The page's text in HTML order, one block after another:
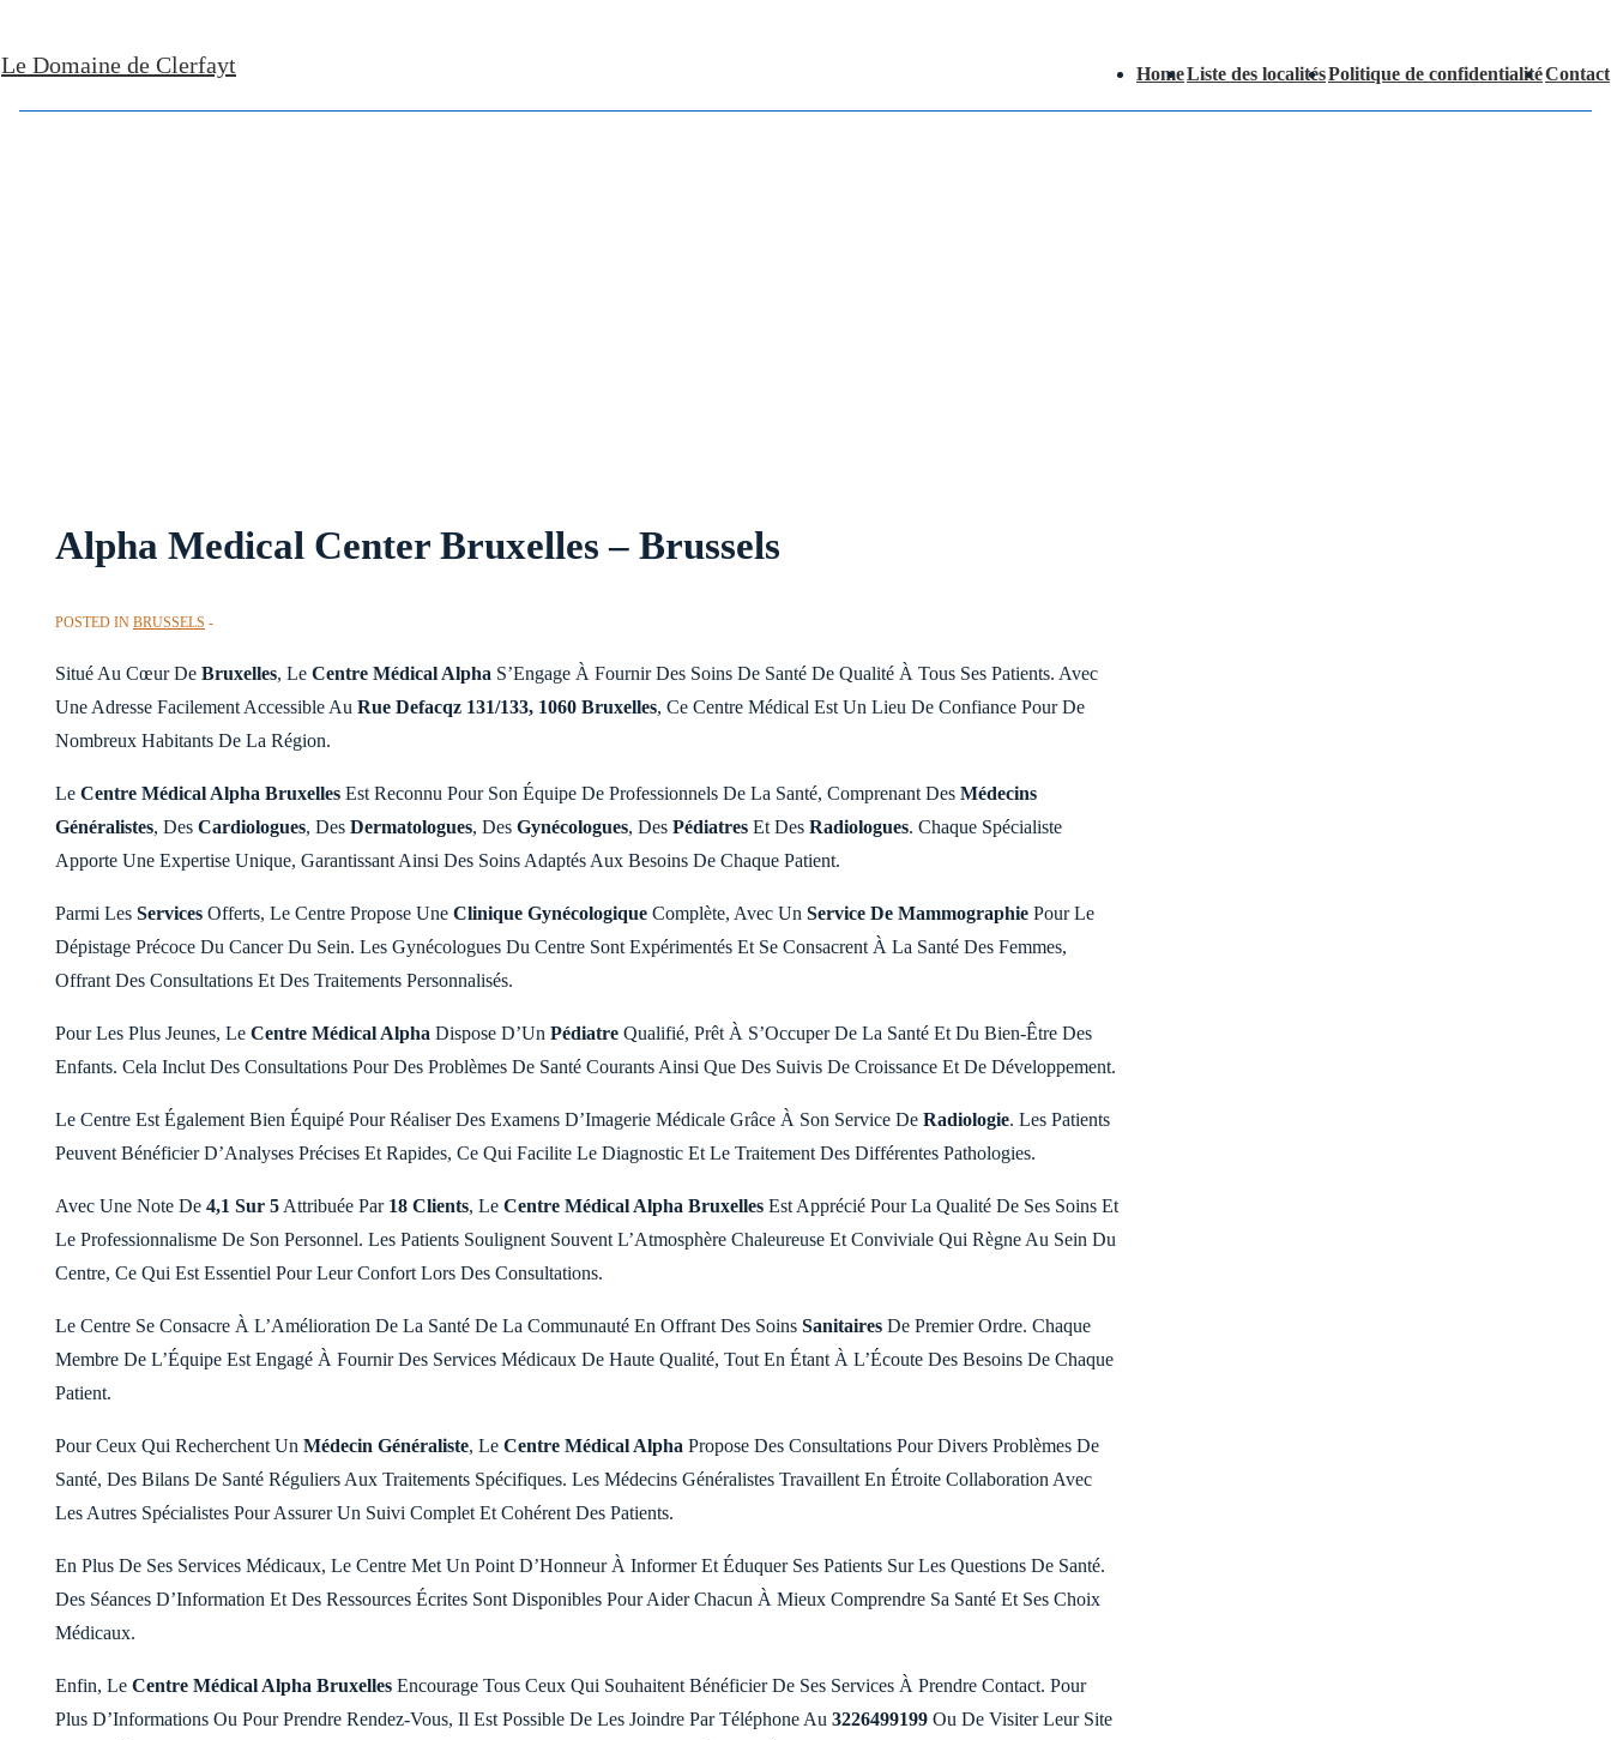
Skip
Le Domaine de Clerfayt
Navigation
HomeListe des localitésPolitique de confidentialitéContact
Alpha Medical Center Bruxelles – Brussels
POSTED IN BRUSSELS
Situé Au Cœur De Bruxelles, Le Centre Médical Alpha S’Engage À Fournir Des Soins De Santé De Qualité À Tous Ses Patients. Avec
Une Adresse Facilement Accessible Au Rue Defacqz 131/133, 1060 Bruxelles, Ce Centre Médical Est Un Lieu De Confiance Pour De
Nombreux Habitants De La Région.
Le Centre Médical Alpha Bruxelles Est Reconnu Pour Son Équipe De Professionnels De La Santé, Comprenant Des Médecins
Généralistes, Des Cardiologues, Des Dermatologues, Des Gynécologues, Des Pédiatres Et Des Radiologues. Chaque Spécialiste
Apporte Une Expertise Unique, Garantissant Ainsi Des Soins Adaptés Aux Besoins De Chaque Patient.
Parmi Les Services Offerts, Le Centre Propose Une Clinique Gynécologique Complète, Avec Un Service De Mammographie Pour Le
Dépistage Précoce Du Cancer Du Sein. Les Gynécologues Du Centre Sont Expérimentés Et Se Consacrent À La Santé Des Femmes,
Offrant Des Consultations Et Des Traitements Personnalisés.
Pour Les Plus Jeunes, Le Centre Médical Alpha Dispose D’Un Pédiatre Qualifié, Prêt À S’Occuper De La Santé Et Du Bien-Être Des
Enfants. Cela Inclut Des Consultations Pour Des Problèmes De Santé Courants Ainsi Que Des Suivis De Croissance Et De Développement.
Le Centre Est Également Bien Équipé Pour Réaliser Des Examens D’Imagerie Médicale Grâce À Son Service De Radiologie. Les Patients
Peuvent Bénéficier D’Analyses Précises Et Rapides, Ce Qui Facilite Le Diagnostic Et Le Traitement Des Différentes Pathologies.
Avec Une Note De 4,1 Sur 5 Attribuée Par 18 Clients, Le Centre Médical Alpha Bruxelles Est Apprécié Pour La Qualité De Ses Soins Et
Le Professionnalisme De Son Personnel. Les Patients Soulignent Souvent L’Atmosphère Chaleureuse Et Conviviale Qui Règne Au Sein Du
Centre, Ce Qui Est Essentiel Pour Leur Confort Lors Des Consultations.
Le Centre Se Consacre À L’Amélioration De La Santé De La Communauté En Offrant Des Soins Sanitaires De Premier Ordre. Chaque
Membre De L’Équipe Est Engagé À Fournir Des Services Médicaux De Haute Qualité, Tout En Étant À L’Écoute Des Besoins De Chaque
Patient.
Pour Ceux Qui Recherchent Un Médecin Généraliste, Le Centre Médical Alpha Propose Des Consultations Pour Divers Problèmes De
Santé, Des Bilans De Santé Réguliers Aux Traitements Spécifiques. Les Médecins Généralistes Travaillent En Étroite Collaboration Avec
Les Autres Spécialistes Pour Assurer Un Suivi Complet Et Cohérent Des Patients.
En Plus De Ses Services Médicaux, Le Centre Met Un Point D’Honneur À Informer Et Éduquer Ses Patients Sur Les Questions De Santé.
Des Séances D’Information Et Des Ressources Écrites Sont Disponibles Pour Aider Chacun À Mieux Comprendre Sa Santé Et Ses Choix
Médicaux.
Enfin, Le Centre Médical Alpha Bruxelles Encourage Tous Ceux Qui Souhaitent Bénéficier De Ses Services À Prendre Contact. Pour
Plus D’Informations Ou Pour Prendre Rendez-Vous, Il Est Possible De Les Joindre Par Téléphone Au 3226499199 Ou De Visiter Leur Site